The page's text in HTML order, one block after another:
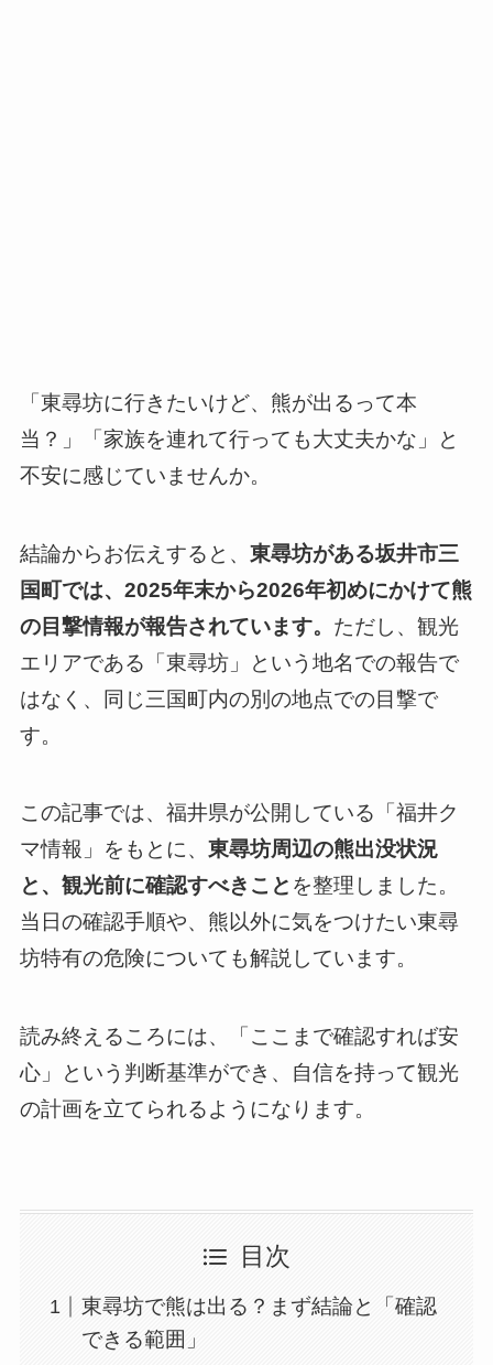
「東尋坊に行きたいけど、熊が出るって本
当？」「家族を連れて行っても大丈夫かな」と
不安に感じていませんか。
結論からお伝えすると、 東尋坊がある坂井市三
国町では、2025年末から2026年初めにかけて熊
の目撃情報が報告されています。 ただし、観光
エリアである「東尋坊」という地名での報告で
はなく、同じ三国町内の別の地点での目撃で
す。
この記事では、福井県が公開している「福井ク
マ情報」をもとに、 東尋坊周辺の熊出没状況
と、観光前に確認すべきこと を整理しました。
当日の確認手順や、熊以外に気をつけたい東尋
坊特有の危険についても解説しています。
読み終えるころには、「ここまで確認すれば安
心」という判断基準ができ、自信を持って観光
の計画を立てられるようになります。
目次
東尋坊で熊は出る？まず結論と「確認
できる範囲」